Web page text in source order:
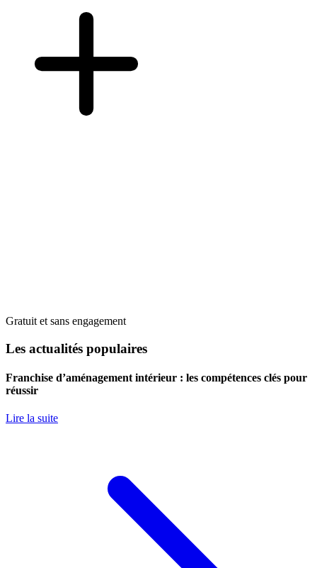
Gratuit et sans engagement
Les actualités populaires
Franchise d’aménagement intérieur : les compétences clés pour
réussir
Lire la suite